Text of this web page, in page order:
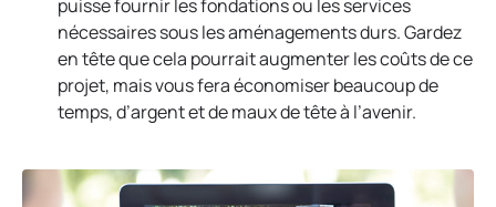
puisse fournir les fondations ou les services
nécessaires sous les aménagements durs. Gardez
en tête que cela pourrait augmenter les coûts de ce
projet, mais vous fera économiser beaucoup de
temps, d’argent et de maux de tête à l’avenir.